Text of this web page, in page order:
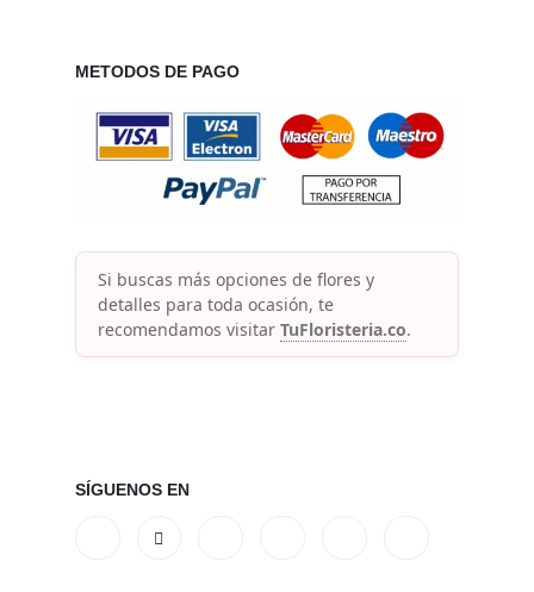
METODOS DE PAGO
Si buscas más opciones de flores y
detalles para toda ocasión, te
recomendamos visitar TuFloristeria.co.
SÍGUENOS EN